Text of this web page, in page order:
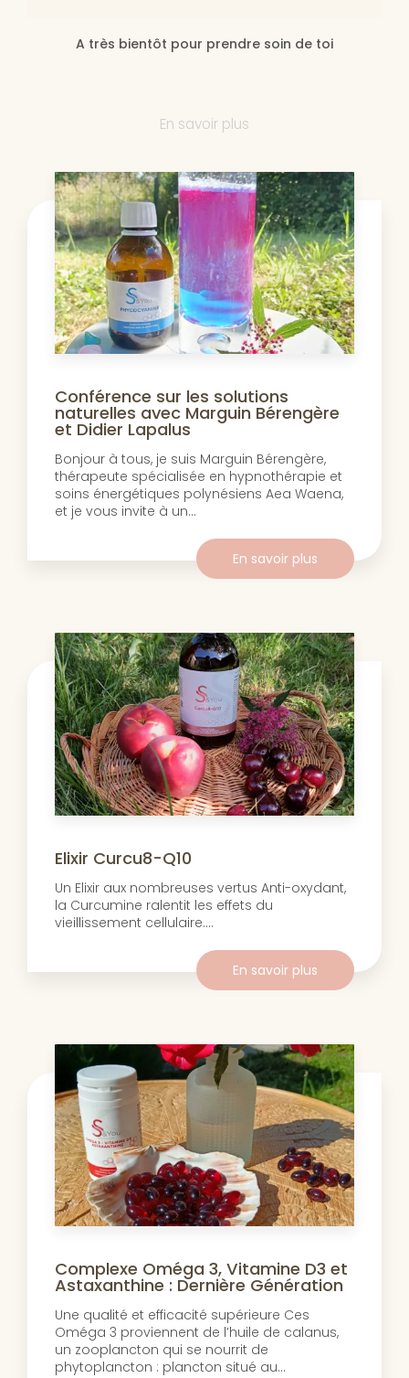
A très bientôt pour prendre soin de toi
En savoir plus
Conférence sur les solutions
naturelles avec Marguin Bérengère
et Didier Lapalus
Bonjour à tous, je suis Marguin Bérengère,
thérapeute spécialisée en hypnothérapie et
soins énergétiques polynésiens Aea Waena,
et je vous invite à un...
En savoir plus
Elixir Curcu8-Q10
Un Elixir aux nombreuses vertus Anti-oxydant,
la Curcumine ralentit les effets du
vieillissement cellulaire....
En savoir plus
Complexe Oméga 3, Vitamine D3 et
Astaxanthine : Dernière Génération
Une qualité et efficacité supérieure Ces
Oméga 3 proviennent de l’huile de calanus,
un zooplancton qui se nourrit de
phytoplancton : plancton situé au...